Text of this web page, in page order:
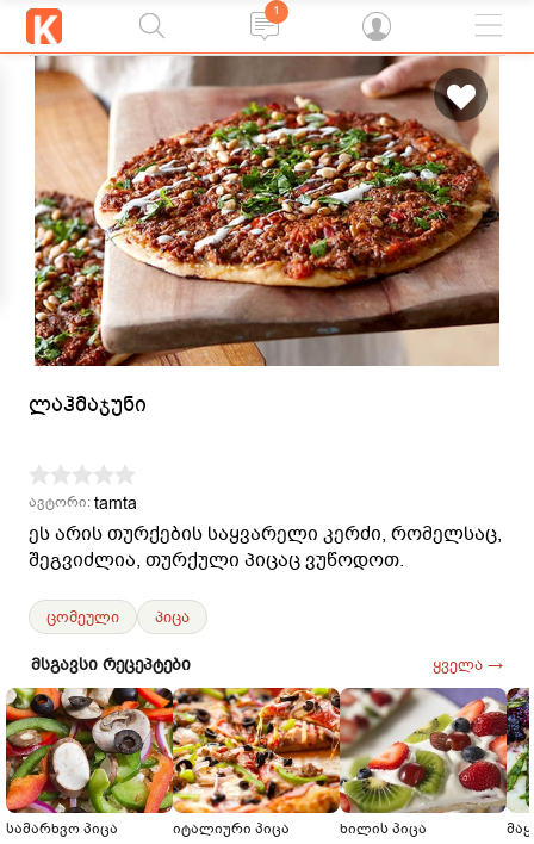
1
ლაჰმაჯუნი
ავტორი:tamta
ეს არის თურქების საყვარელი კერძი, რომელსაც,
შეგვიძლია, თურქული პიცაც ვუწოდოთ.
ცომეული პიცა
მსგავსი რეცეპტები ყველა →
სამარხვო პიცა იტალიური პიცა ხილის პიცა